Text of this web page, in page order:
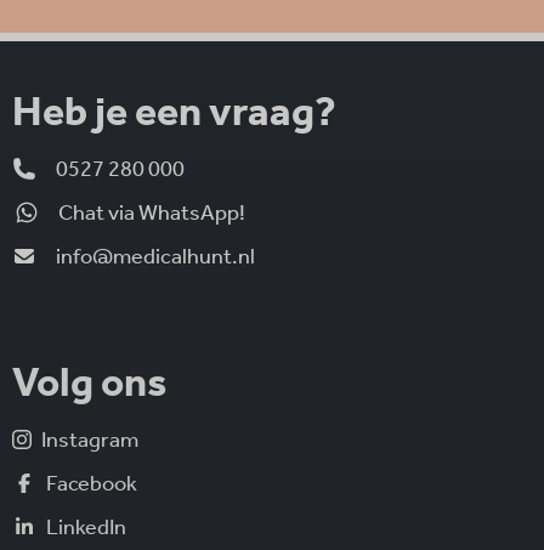
Heb je een vraag?
0527 280 000
Chat via WhatsApp!
info@medicalhunt.nl
Volg ons
Instagram
Facebook
LinkedIn